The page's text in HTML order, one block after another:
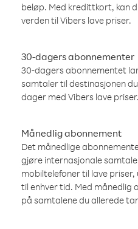
beløp. Med kredittkort, kan
verden til Vibers lave priser.
30-dagers abonnementer
30-dagers abonnementet
samtaler til destinasjonen
dager med Vibers lave priser.
Månedlig abonnement
Det månedlige
gjøre internasjonale
mobiltelefoner til lave
til enhver tid. Med månedlig
på samtalene du allerede